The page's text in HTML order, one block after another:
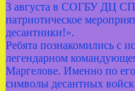
3 августа в СОГБУ ДЦ
патриотическое
десантники!».
Ребята познакомились с
легендарном
Маргелове. Именно по
символы десантных